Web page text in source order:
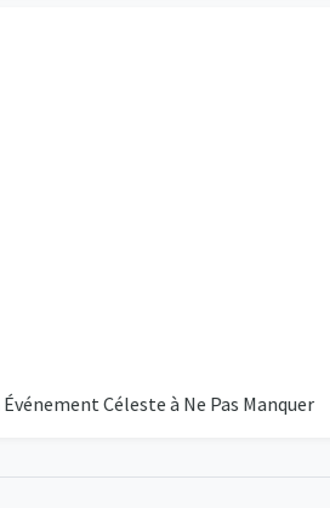
Céleste à Ne Pas Manquer